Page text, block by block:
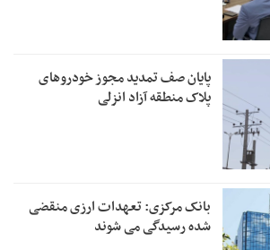
پایان صف تمدید مجوز خودروهای
پلاک منطقه آزاد انزلی
بانک مرکزی: تعهدات ارزی منقضی
شده رسیدگی می شوند